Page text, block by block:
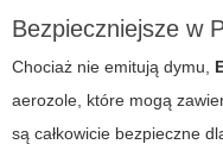
Bezpieczniejsze w
Chociaż nie emitują dymu,
aerozole, które mogą
są całkowicie bezpieczne